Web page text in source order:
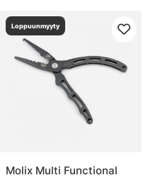
Loppuunmyyty
Molix Multi Functional